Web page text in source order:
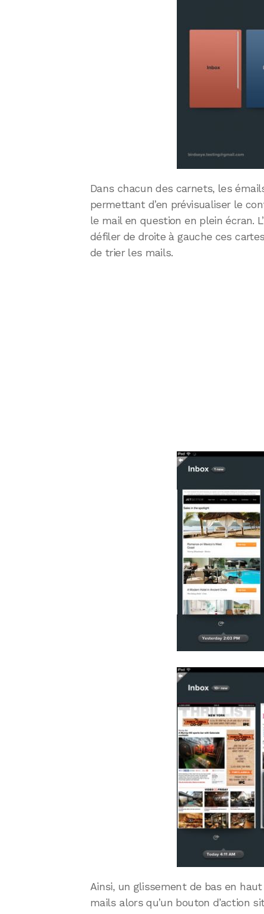
Dans chacun des carnets, les
permettant d’en prévisualiser le
le mail en question en plein écran.
défiler de droite à gauche ces
de trier les mails.
Ainsi, un glissement de bas en
mails alors qu’un bouton d’action